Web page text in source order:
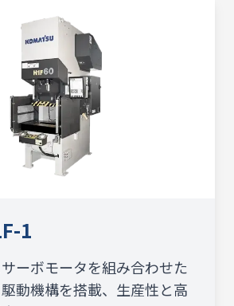
1
ーボモータを組み合わせた
動機構を搭載、生産性と高